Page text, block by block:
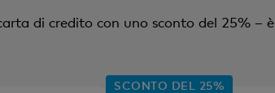
di credito con uno sconto del 25% –
SCONTO DEL 25%